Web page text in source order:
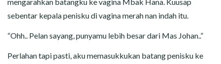
sebentar kepala penisku di vagina merah nan indah itu.
“Ohh.. Pelan sayang, punyamu lebih besar dari Mas Johan..”
Perlahan tapi pasti, aku memasukkukan batang penisku ke